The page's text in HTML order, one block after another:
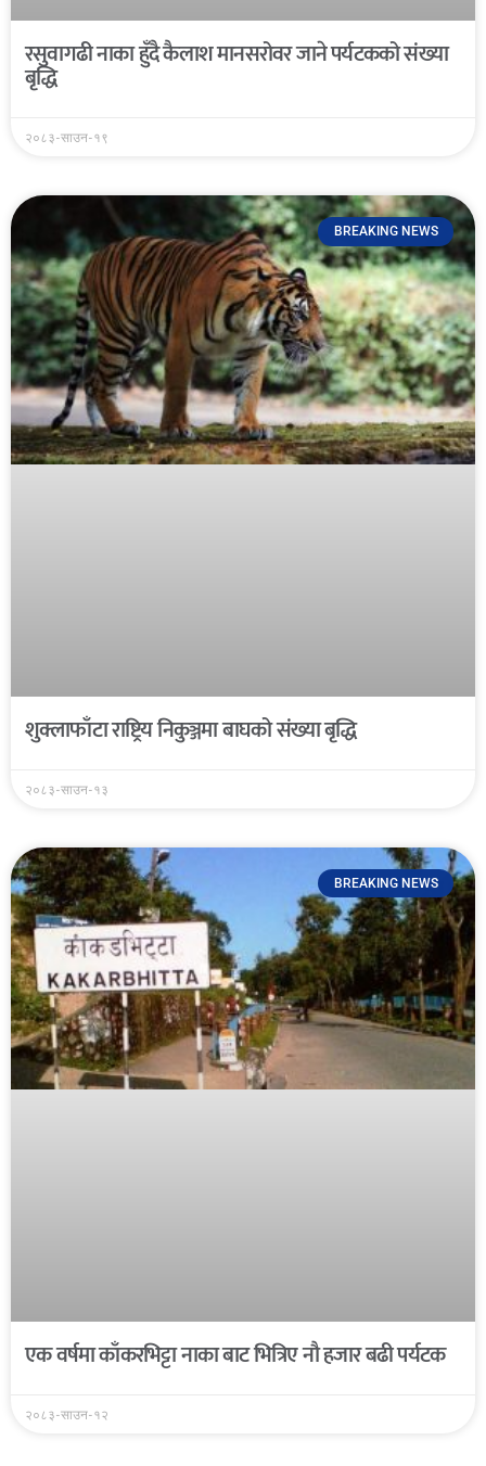
रसुवागढी नाका हुँदै कैलाश मानसरोवर जाने पर्यटकको संख्या
बृद्धि
२०८३-साउन-१९
BREAKING NEWS
शुक्लाफाँटा राष्ट्रिय निकुञ्जमा बाघको संख्या बृद्धि
२०८३-साउन-१३
BREAKING NEWS
एक वर्षमा काँकरभिट्टा नाका बाट भित्रिए नौ हजार बढी पर्यटक
२०८३-साउन-१२